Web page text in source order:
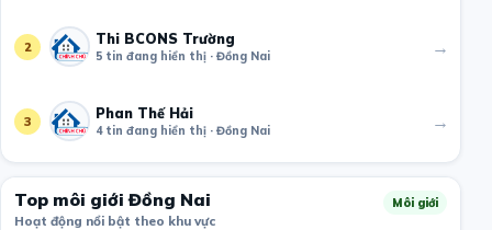
2 Thi BCONS Trường
5 tin đang hiển thị · Đồng Nai →
3 Phan Thế Hải
4 tin đang hiển thị · Đồng Nai →
Top môi giới Đồng Nai
Hoạt động nổi bật theo khu vực
Môi giới